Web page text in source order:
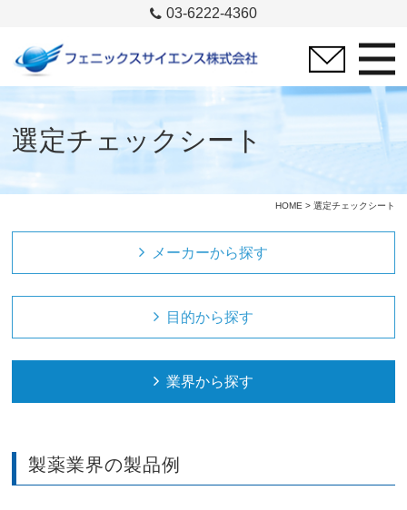
03-6222-4360
選定チェックシート
HOME > 選定チェックシート
メーカーから探す
目的から探す
業界から探す
製薬業界の製品例